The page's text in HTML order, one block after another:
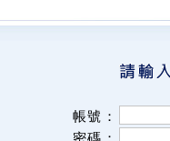
帳號：